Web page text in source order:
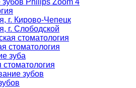
Philips Zoom 4
г. Кирово-Чепецк
г. Слободской
стоматология
стоматология
зуба
стоматология
зубов